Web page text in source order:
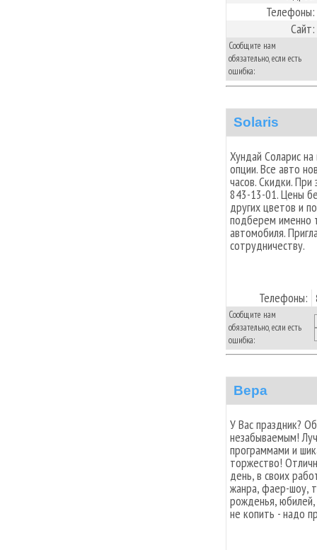
Телефоны:
Сайт:
Сообщите нам
обязательно, если есть
ошибка:
Solaris
Хундай Соларис
опции. Все авто
часов. Скидки.
843-13-01. Цены
других цветов и
подберем именно
автомобиля.
сотрудничеству.
Телефоны:
Сообщите нам
обязательно, если есть
ошибка:
Вера
У Вас праздник?
незабываемым!
программами и
торжество!
день, в своих
жанра, фаер-шоу,
рожденья,
не копить - надо